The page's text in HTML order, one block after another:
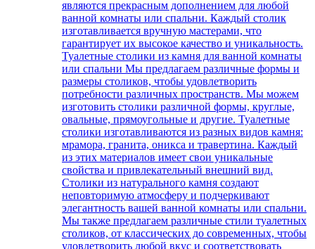
являются прекрасным дополнением для любой
ванной комнаты или спальни. Каждый столик
изготавливается вручную мастерами, что
гарантирует их высокое качество и уникальность.
Туалетные столики из камня для ванной комнаты
или спальни Мы предлагаем различные формы и
размеры столиков, чтобы удовлетворить
потребности различных пространств. Мы можем
изготовить столики различной формы, круглые,
овальные, прямоугольные и другие. Туалетные
столики изготавливаются из разных видов камня:
мрамора, гранита, оникса и травертина. Каждый
из этих материалов имеет свои уникальные
свойства и привлекательный внешний вид.
Столики из натурального камня создают
неповторимую атмосферу и подчеркивают
элегантность вашей ванной комнаты или спальни.
Мы также предлагаем различные стили туалетных
столиков, от классических до современных, чтобы
удовлетворить любой вкус и соответствовать